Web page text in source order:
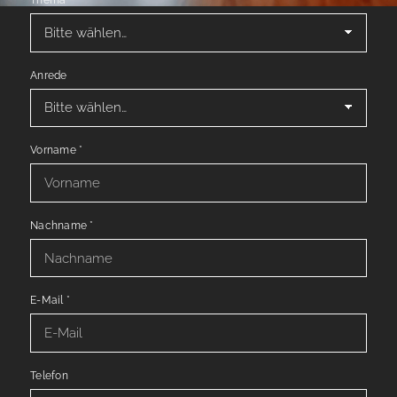
Anrede
Vorname *
Nachname *
E-Mail *
Telefon